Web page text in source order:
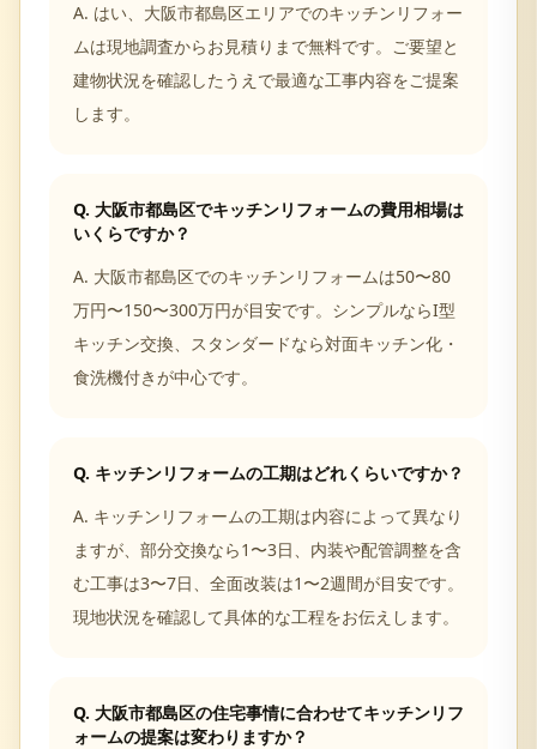
A. はい、大阪市都島区エリアでのキッチンリフォー
ムは現地調査からお見積りまで無料です。ご要望と
建物状況を確認したうえで最適な工事内容をご提案
します。
Q. 大阪市都島区でキッチンリフォームの費用相場は
いくらですか？
A. 大阪市都島区でのキッチンリフォームは50〜80
万円〜150〜300万円が目安です。シンプルならI型
キッチン交換、スタンダードなら対面キッチン化・
食洗機付きが中心です。
Q. キッチンリフォームの工期はどれくらいですか？
A. キッチンリフォームの工期は内容によって異なり
ますが、部分交換なら1〜3日、内装や配管調整を含
む工事は3〜7日、全面改装は1〜2週間が目安です。
現地状況を確認して具体的な工程をお伝えします。
Q. 大阪市都島区の住宅事情に合わせてキッチンリフ
ォームの提案は変わりますか？